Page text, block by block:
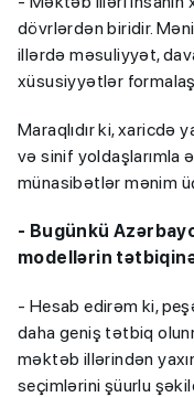
dövrlərdən biridir.
illərdə məsuliyyət,
xüsusiyyətlər
Maraqlıdır ki, xaricdə
və sinif yoldaşlarımla
münasibətlər mənim
- Bugünkü
modellərin
- Hesab edirəm ki,
daha geniş tətbiq
məktəb illərindən
seçimlərini şüurlu